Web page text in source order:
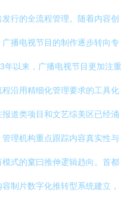
行的全流程管理。随着内容创
播电视节目的制作逐步转向专
年以来，广播电视节目更加注重
沿用精细化管理要求的工具化
道类项目和文艺综美区已经涌
理机构重点跟踪内容真实性与
式的窠曰推伸逻辑趋向。首都
制片数字化推转型系统建立，